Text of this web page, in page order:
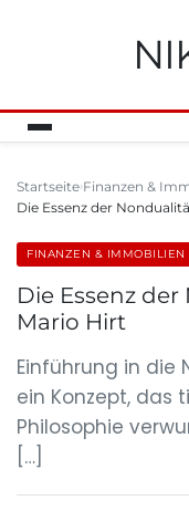
Startseite Finanzen &
Die Essenz der
FINANZEN & IMMOBILIEN
Die Essenz
Mario Hirt
Einführung in die
ein Konzept, das
Philosophie
[…]